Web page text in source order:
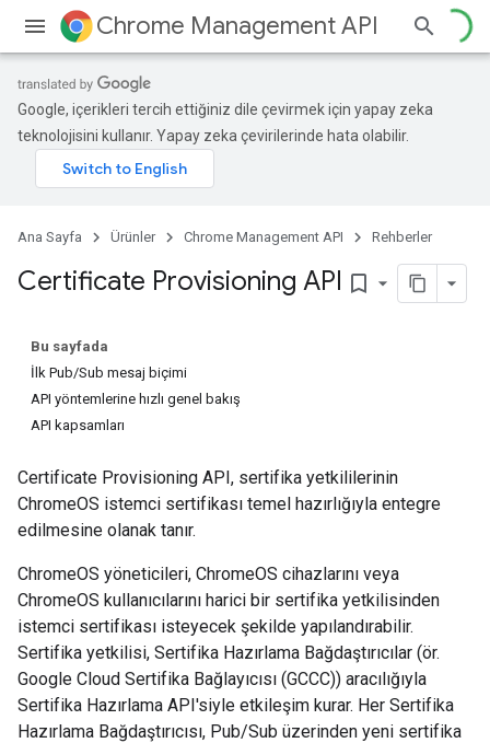
Chrome Management API
Google, içerikleri tercih ettiğiniz dile çevirmek için yapay zeka
teknolojisini kullanır. Yapay zeka çevirilerinde hata olabilir.
Ana Sayfa Ürünler Chrome Management API Rehberler
Certificate Provisioning API bookmark_border
Bu sayfada
İlk Pub/Sub mesaj biçimi
API yöntemlerine hızlı genel bakış
API kapsamları
Certificate Provisioning API, sertifika yetkililerinin
ChromeOS istemci sertifikası temel hazırlığıyla entegre
edilmesine olanak tanır.
ChromeOS yöneticileri, ChromeOS cihazlarını veya
ChromeOS kullanıcılarını harici bir sertifika yetkilisinden
istemci sertifikası isteyecek şekilde yapılandırabilir.
Sertifika yetkilisi, Sertifika Hazırlama Bağdaştırıcılar (ör.
Google Cloud Sertifika Bağlayıcısı (GCCC)) aracılığıyla
Sertifika Hazırlama API'siyle etkileşim kurar. Her Sertifika
Hazırlama Bağdaştırıcısı, Pub/Sub üzerinden yeni sertifika